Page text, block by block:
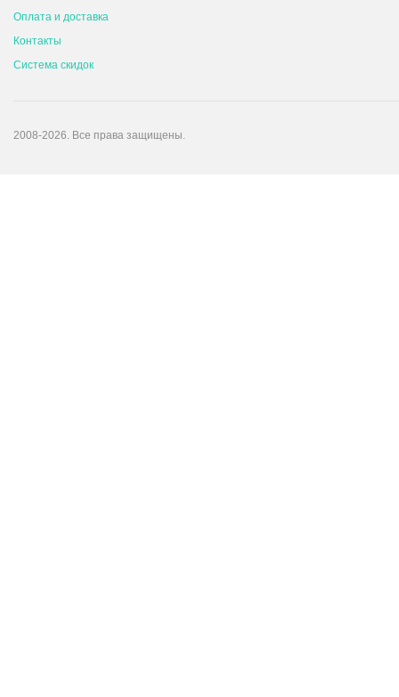
Оплата и доставка
Контакты
Система скидок
2008-2026. Все права защищены.